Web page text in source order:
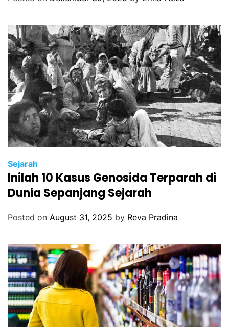
Sejarah
Inilah 10 Kasus Genosida Terparah di
Dunia Sepanjang Sejarah
Posted on August 31, 2025 by Reva Pradina